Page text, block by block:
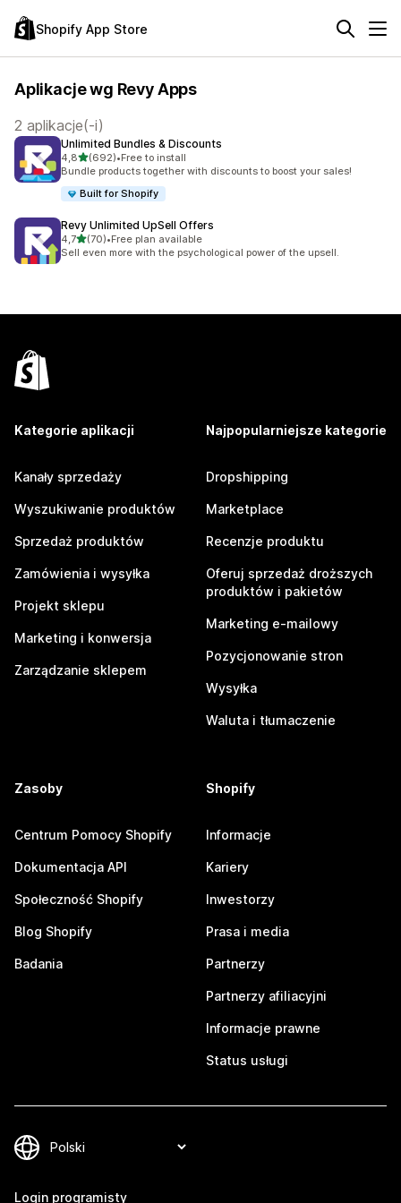
Shopify App Store
Aplikacje wg Revy Apps
2 aplikacje(-i)
Unlimited Bundles & Discounts
4,8na 5 gwiazdek
(692)
Łączna liczba recenzji: 692
•Free to install
Bundle products together with discounts to boost your sales!
Built for Shopify
Revy Unlimited UpSell Offers
4,7na 5 gwiazdek
(70)
Łączna liczba recenzji: 70
•Free plan available
Sell even more with the psychological power of the upsell.
Kategorie aplikacji
Kanały sprzedaży
Wyszukiwanie produktów
Sprzedaż produktów
Zamówienia i wysyłka
Projekt sklepu
Marketing i konwersja
Zarządzanie sklepem
Najpopularniejsze kategorie
Dropshipping
Marketplace
Recenzje produktu
Oferuj sprzedaż droższych
produktów i pakietów
Marketing e-mailowy
Pozycjonowanie stron
Wysyłka
Waluta i tłumaczenie
Zasoby
Centrum Pomocy Shopify
Dokumentacja API
Społeczność Shopify
Blog Shopify
Badania
Shopify
Informacje
Kariery
Inwestorzy
Prasa i media
Partnerzy
Partnerzy afiliacyjni
Informacje prawne
Status usługi
Login programisty